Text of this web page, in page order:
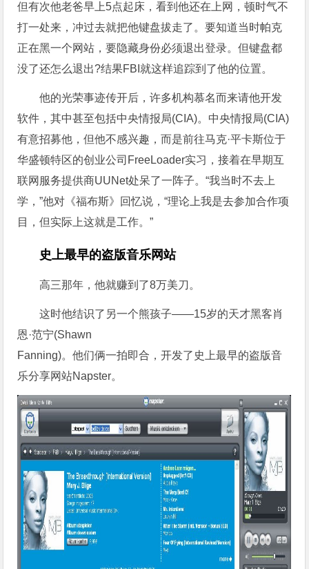
但有次他老爸早上5点起床，看到他还在上网，顿时气不
打一处来，冲过去就把他键盘拔走了。要知道当时帕克
正在黑一个网站，要隐藏身份必须退出登录。但键盘都
没了还怎么退出?结果FBI就这样追踪到了他的位置。
他的光荣事迹传开后，许多机构慕名而来请他开发
软件，其中甚至包括中央情报局(CIA)。中央情报局(CIA)
有意招募他，但他不感兴趣，而是前往马克·平卡斯位于
华盛顿特区的创业公司FreeLoader实习，接着在早期互
联网服务提供商UUNet处呆了一阵子。“我当时不去上
学，”他对《福布斯》回忆说，“理论上我是去参加合作项
目，但实际上这就是工作。”
史上最早的盗版音乐网站
高三那年，他就赚到了8万美刀。
这时他结识了另一个熊孩子——15岁的天才黑客肖
恩·范宁(Shawn
Fanning)。他们俩一拍即合，开发了史上最早的盗版音
乐分享网站Napster。